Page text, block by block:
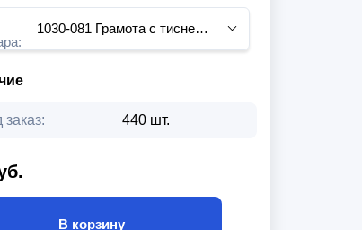
1030-081 Грамота с тиснением фольгой
заказ: 440 шт.
В корзину